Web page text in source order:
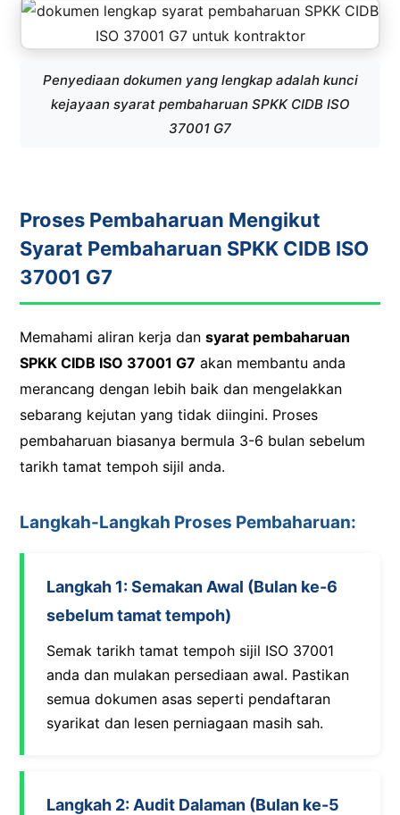
Penyediaan dokumen yang lengkap adalah kunci
kejayaan syarat pembaharuan SPKK CIDB ISO
37001 G7
Proses Pembaharuan Mengikut
Syarat Pembaharuan SPKK CIDB ISO
37001 G7
Memahami aliran kerja dan syarat pembaharuan
SPKK CIDB ISO 37001 G7 akan membantu anda
merancang dengan lebih baik dan mengelakkan
sebarang kejutan yang tidak diingini. Proses
pembaharuan biasanya bermula 3-6 bulan sebelum
tarikh tamat tempoh sijil anda.
Langkah-Langkah Proses Pembaharuan:
Langkah 1: Semakan Awal (Bulan ke-6
sebelum tamat tempoh)
Semak tarikh tamat tempoh sijil ISO 37001
anda dan mulakan persediaan awal. Pastikan
semua dokumen asas seperti pendaftaran
syarikat dan lesen perniagaan masih sah.
Langkah 2: Audit Dalaman (Bulan ke-5